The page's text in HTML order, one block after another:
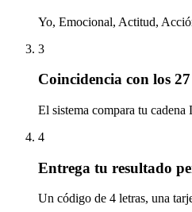
Yo, Emocional, Actitud,
3
Coincidencia con los
El sistema compara tu
4
Entrega tu resultado
Un código de 4 letras, una